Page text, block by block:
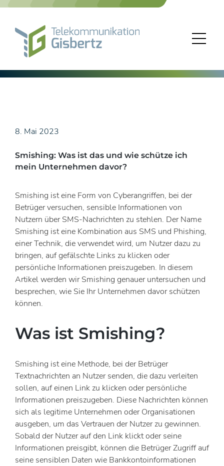
Skip
8. Mai 2023
Smishing: Was ist das und wie schütze ich
mein Unternehmen davor?
Smishing ist eine Form von Cyberangriffen, bei der
Betrüger versuchen, sensible Informationen von
Nutzern über SMS-Nachrichten zu stehlen. Der Name
Smishing ist eine Kombination aus SMS und Phishing,
einer Technik, die verwendet wird, um Nutzer dazu zu
bringen, auf gefälschte Links zu klicken oder
persönliche Informationen preiszugeben. In diesem
Artikel werden wir Smishing genauer untersuchen und
besprechen, wie Sie Ihr Unternehmen davor schützen
können.
Was ist Smishing?
Smishing ist eine Methode, bei der Betrüger
Textnachrichten an Nutzer senden, die dazu verleiten
sollen, auf einen Link zu klicken oder persönliche
Informationen preiszugeben. Diese Nachrichten können
sich als legitime Unternehmen oder Organisationen
ausgeben, um das Vertrauen der Nutzer zu gewinnen.
Sobald der Nutzer auf den Link klickt oder seine
Informationen preisgibt, können die Betrüger Zugriff auf
seine sensiblen Daten wie Bankkontoinformationen